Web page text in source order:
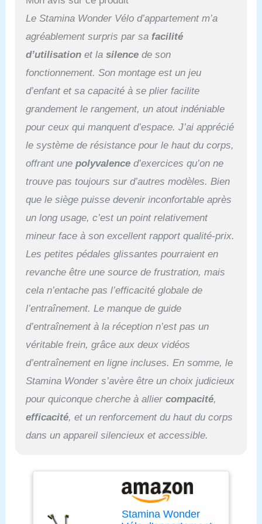
d'entraînement. Ces
entraînements sont
guidés par un entraîneur
personnel certifié pour
vous motiver et vous
entraîner à atteindre vos
objectifs dans le confort
de votre propre maison.
Le Stamina Wonder Vélo d’appartement m’a
agréablement surpris par safacilité
d’utilisation et lasilence de son
fonctionnement. Son montage est un jeu
d’enfant et sa capacité à se plier facilite
grandement le rangement, un atout indéniable
pour ceux qui manquent d’espace. J’ai apprécié
le système de résistance pour le haut du corps,
offrant unepolyvalence d’exercices qu’on ne
trouve pas toujours sur d’autres modèles. Bien
que le siège puisse devenir inconfortable après
un long usage, c’est un point relativement
mineur face à son excellent rapport qualité-prix.
Les petites pédales glissantes pourraient en
revanche être une source de frustration, mais
cela n’entache pas l’efficacité globale de
l’entraînement. Le manque de guide
d’entraînement à la réception n’est pas un
véritable frein, grâce aux deux vidéos
d’entraînement en ligne incluses. En somme, le
Stamina Wonder s’avère être un choix judicieux
pour quiconque cherche à alliercompacité,
efficacité, et un renforcement du haut du corps
dans un appareil silencieux et accessible.
Stamina Wonder